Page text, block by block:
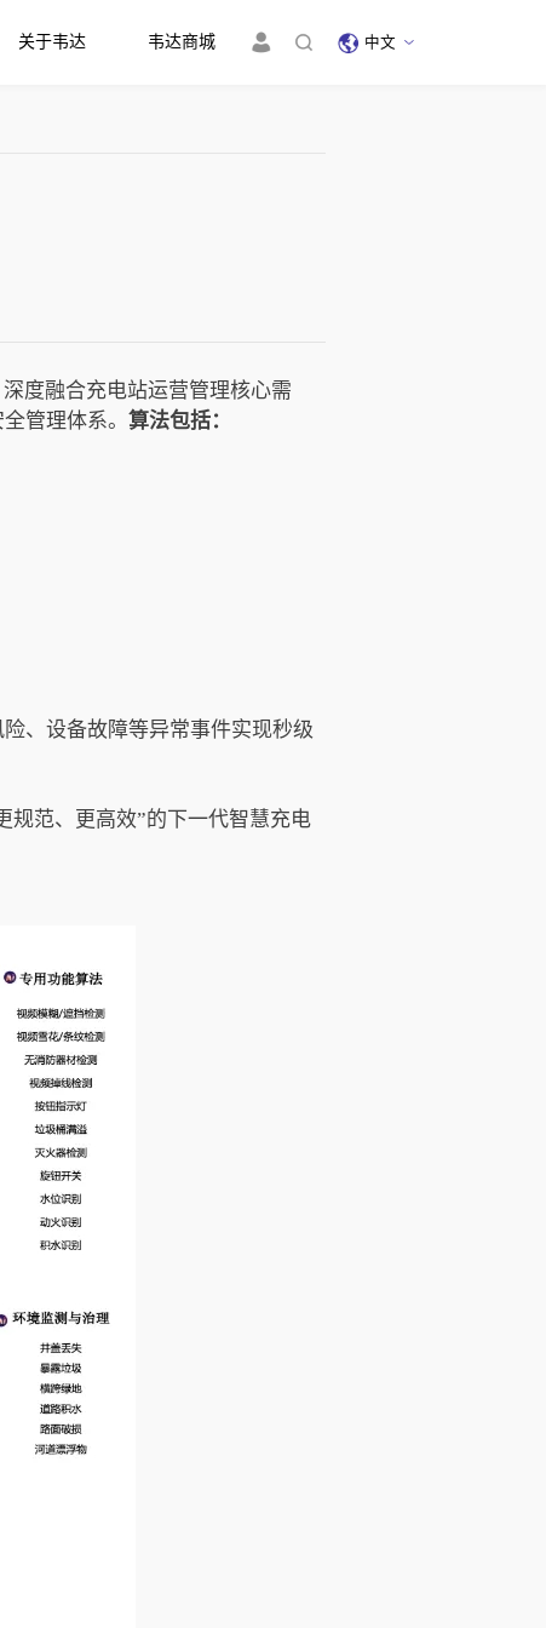
关于韦达 韦达商城 中文
度融合充电站运营管理核心需
管理体系。 算法包括：
、设备故障等异常事件实现秒级
规范、更高效”的下一代智慧充电